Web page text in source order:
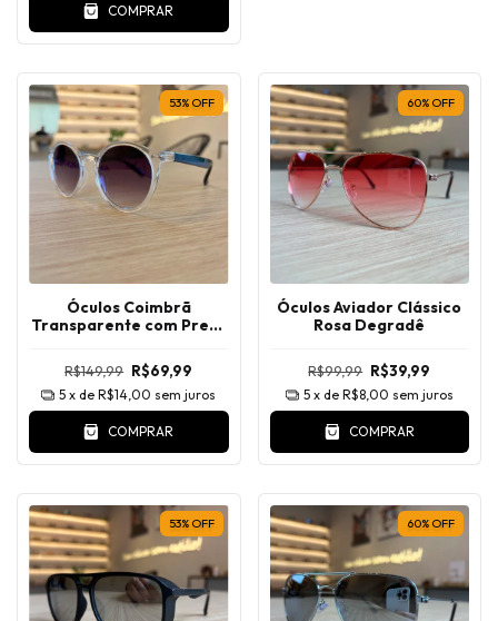
COMPRAR
53% OFF
Óculos Coimbrã
Transparente com Preto
R$149,99 R$69,99
5 x deR$14,00 sem juros
COMPRAR
60% OFF
Óculos Aviador Clássico
Rosa Degradê
R$99,99 R$39,99
5 x de R$8,00 sem juros
COMPRAR
53% OFF 60% OFF